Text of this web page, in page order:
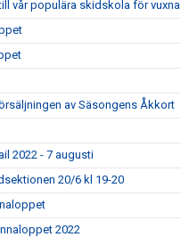
vår populära skidskola för vuxna
av Säsongens Åkkort
2022 - 7 augusti
20/6 kl 19-20
2022